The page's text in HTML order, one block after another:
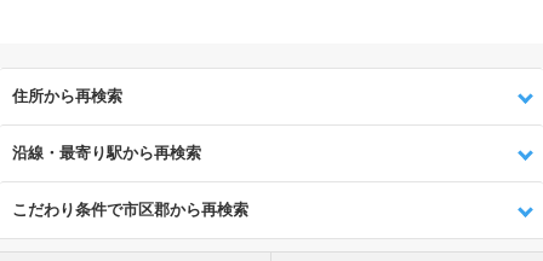
住所から再検索
沿線・最寄り駅から再検索
こだわり条件で市区郡から再検索